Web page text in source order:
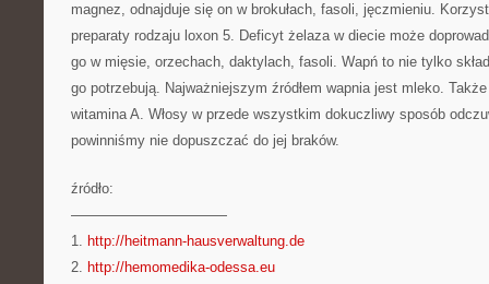
magnez, odnajduje się on w brokułach, fasoli, jęczmieniu.
preparaty rodzaju loxon 5. Deficyt żelaza w diecie może
go w mięsie, orzechach, daktylach, fasoli. Wapń to nie tylko
go potrzebują. Najważniejszym źródłem wapnia jest mleko.
witamina A. Włosy w przede wszystkim dokuczliwy sposób
powinniśmy nie dopuszczać do jej braków.
źródło:
———————————
1. http://heitmann-hausverwaltung.de
2. http://hemomedika-odessa.eu